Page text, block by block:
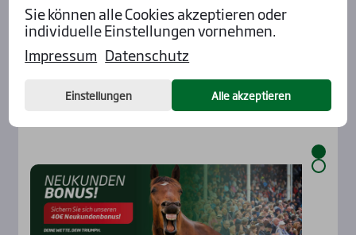
Aktu­el­les
Sie können alle Cookies akzeptieren oder
individuelle Einstellungen vornehmen.
Impressum Datenschutz
Einstellungen Alle akzeptieren